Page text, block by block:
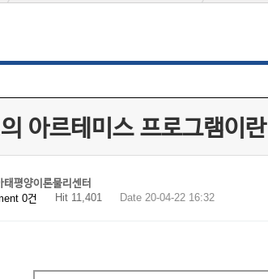
아르테미스 프로그램이
태평양이론물리센터
0건
Hit 11,401 Date 20-04-22 16:32